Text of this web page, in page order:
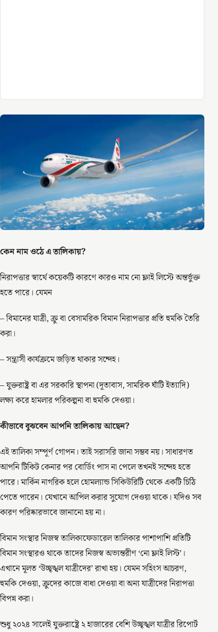
কেন নাম ওঠে এ তালিকায়?
নিরাপত্তার স্বার্থে কয়েকটি কারণে কারও নাম নো ফ্লাই লিস্টে অন্তর্ভুক্ত
হতে পারে। যেমন
– বিমানের যাত্রী, ক্রু বা বেসামরিক বিমান নিরাপত্তার প্রতি হুমকি তৈরি
করা।
– সন্ত্রাসী কার্যক্রমে জড়িত থাকার সন্দেহ।
– যুক্তরাষ্ট্র বা এর সরকারি স্থাপনা (দূতাবাস, সামরিক ঘাঁটি ইত্যাদি)
লক্ষ্য করে হামলার পরিকল্পনা বা হুমকি দেওয়া।
কীভাবে বুঝবেন আপনি তালিকায় আছেন?
এই তালিকা সম্পূর্ণ গোপন। তাই সরাসরি জানা সম্ভব নয়। সাধারণত
আপনি টিকিট কেনার পর বোর্ডিং পাস না পেলে তখনই সন্দেহ হতে
পারে। মার্কিন নাগরিক হলে হোমল্যান্ড সিকিউরিটি থেকে একটি চিঠি
পেতে পারেন। যেখানে আপিল করার সুযোগ দেওয়া থাকে। যদিও সব
কারণ পরিষ্কারভাবে জানানো হয় না।
বিমান সংস্থার নিজস্ব তালিকাফেডারেল তালিকার পাশাপাশি প্রতিটি
বিমান সংস্থারও থাকে তাদের নিজস্ব অভ্যন্তরীণ ‘নো ফ্লাই লিস্ট’।
এখানে মূলত ‘উচ্ছৃঙ্খল যাত্রীদের’ রাখা হয়। যেমন সহিংস আচরণ,
হুমকি দেওয়া, ক্রুদের কাজে বাধা দেওয়া বা অন্য যাত্রীদের নিরাপত্তা
বিপন্ন করা।
শুধু ২০২৪ সালেই যুক্তরাষ্ট্রে ২ হাজারের বেশি উচ্ছৃঙ্খল যাত্রীর রিপোর্ট